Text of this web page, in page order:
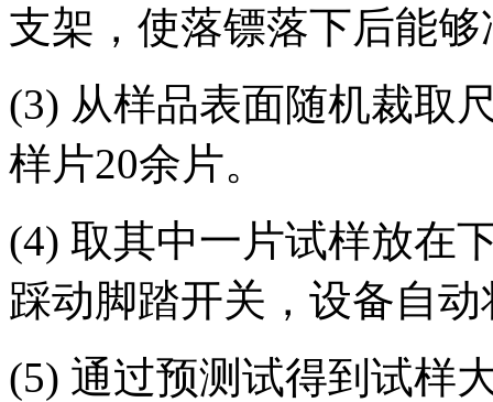
支架，使落镖落下后能
(3) 从样品表面随机裁取
样片20余片。
(4) 取其中一片试样放在
踩动脚踏开关，设备自
(5) 通过预测试得到试样